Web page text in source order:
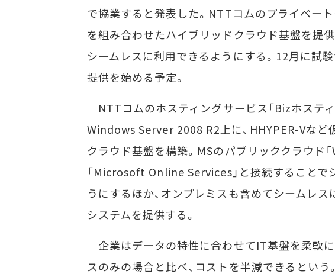
で協業すると発表した。NTTコムのプライベー
を組み合わせたハイブリッドクラウド基盤を提供
シームレスに利用できるようにする。12月に試
提供を始める予定。
NTTコムのホスティングサービス「Bizホステ
Windows Server 2008 R2上に、HHYPER-Vなど
クラウド基盤を構築。MSのパブリッククラウド
「Microsoft Online Services」と接続すること
うにするほか、オンプレミスも含めてシームレ
システムを提供する。
企業はデータの特性に合わせてIT基盤を柔軟
スのみの場合と比べ、コストを半減できるとい